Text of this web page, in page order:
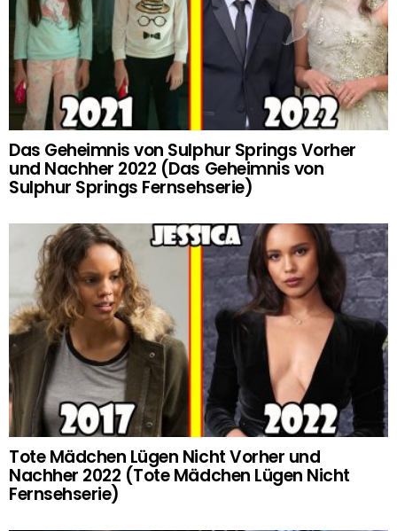
Das Geheimnis von Sulphur Springs Vorher
und Nachher 2022 (Das Geheimnis von
Sulphur Springs Fernsehserie)
Tote Mädchen Lügen Nicht Vorher und
Nachher 2022 (Tote Mädchen Lügen Nicht
Fernsehserie)